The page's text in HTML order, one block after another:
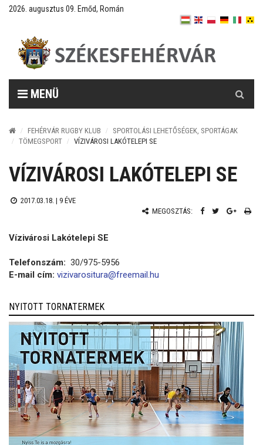
2026. augusztus 09. Emőd, Román
MENÜ
FEHÉRVÁR RUGBY KLUB
SPORTOLÁSI LEHETŐSÉGEK, SPORTÁGAK
TÖMEGSPORT
VÍZIVÁROSI LAKÓTELEPI SE
VÍZIVÁROSI LAKÓTELEPI SE
2017.03.18. | 9 ÉVE
MEGOSZTÁS:
Vízivárosi Lakótelepi SE
Telefonszám: 30/975-5956
E-mail cím: vizivarositura@freemail.hu
NYITOTT TORNATERMEK